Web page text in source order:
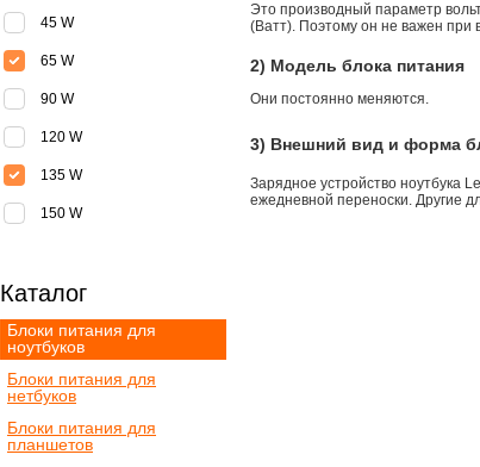
Это производный параметр
(Ватт). Поэтому он не важен
2) Модель блока питания
Они постоянно меняются.
3) Внешний вид и форма
Зарядное устройство ноутбука
ежедневной переноски. Другие
45 W
65 W
90 W
120 W
135 W
150 W
Каталог
Блоки питания для
ноутбуков
Блоки питания для
нетбуков
Блоки питания для
планшетов